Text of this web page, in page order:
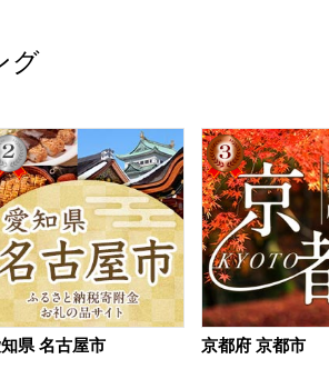
グ
県 名古屋市 京都府 京都市